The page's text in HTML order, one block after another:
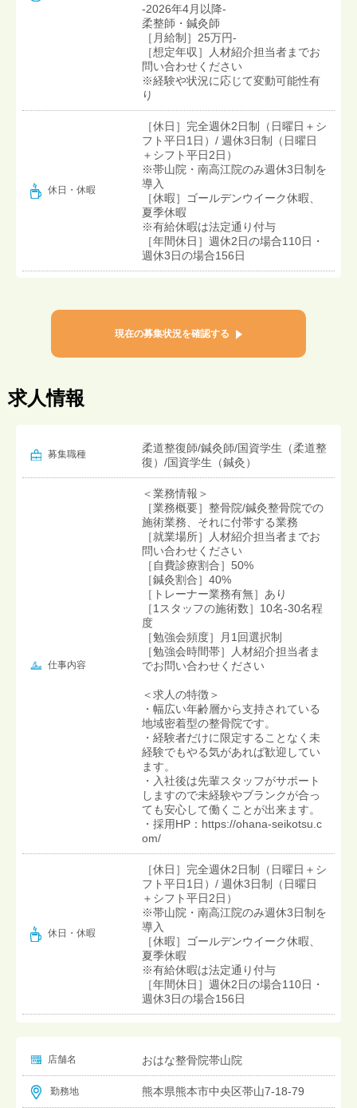
‐2026年4月以降‐
柔整師・鍼灸師
［月給制］25万円-
［想定年収］人材紹介担当者までお
問い合わせください
※経験や状況に応じて変動可能性有
り
休日・休暇
［休日］完全週休2日制（日曜日＋シ
フト平日1日）/ 週休3日制（日曜日
＋シフト平日2日）
※帯山院・南高江院のみ週休3日制を
導入
［休暇］ゴールデンウイーク休暇、
夏季休暇
※有給休暇は法定通り付与
［年間休日］週休2日の場合110日・
週休3日の場合156日
現在の募集状況を確認する
求人情報
募集職種
柔道整復師/鍼灸師/国資学生（柔道整
復）/国資学生（鍼灸）
仕事内容
＜業務情報＞
［業務概要］整骨院/鍼灸整骨院での
施術業務、それに付帯する業務
［就業場所］人材紹介担当者までお
問い合わせください
［自費診療割合］50%
［鍼灸割合］40%
［トレーナー業務有無］あり
［1スタッフの施術数］10名-30名程
度
［勉強会頻度］月1回選択制
［勉強会時間帯］人材紹介担当者ま
でお問い合わせください
＜求人の特徴＞
・幅広い年齢層から支持されている
地域密着型の整骨院です。
・経験者だけに限定することなく未
経験でもやる気があれば歓迎してい
ます。
・入社後は先輩スタッフがサポート
しますので未経験やブランクが合っ
ても安心して働くことが出来ます。
・採用HP：https://ohana-seikotsu.c
om/
休日・休暇
［休日］完全週休2日制（日曜日＋シ
フト平日1日）/ 週休3日制（日曜日
＋シフト平日2日）
※帯山院・南高江院のみ週休3日制を
導入
［休暇］ゴールデンウイーク休暇、
夏季休暇
※有給休暇は法定通り付与
［年間休日］週休2日の場合110日・
週休3日の場合156日
店舗名 おはな整骨院帯山院
勤務地 熊本県熊本市中央区帯山7-18-79